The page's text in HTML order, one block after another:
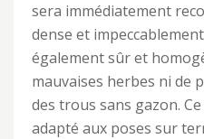
sera immédiatement
dense et
également sûr et
mauvaises herbes ni de
des trous sans gazon.
adapté aux poses sur